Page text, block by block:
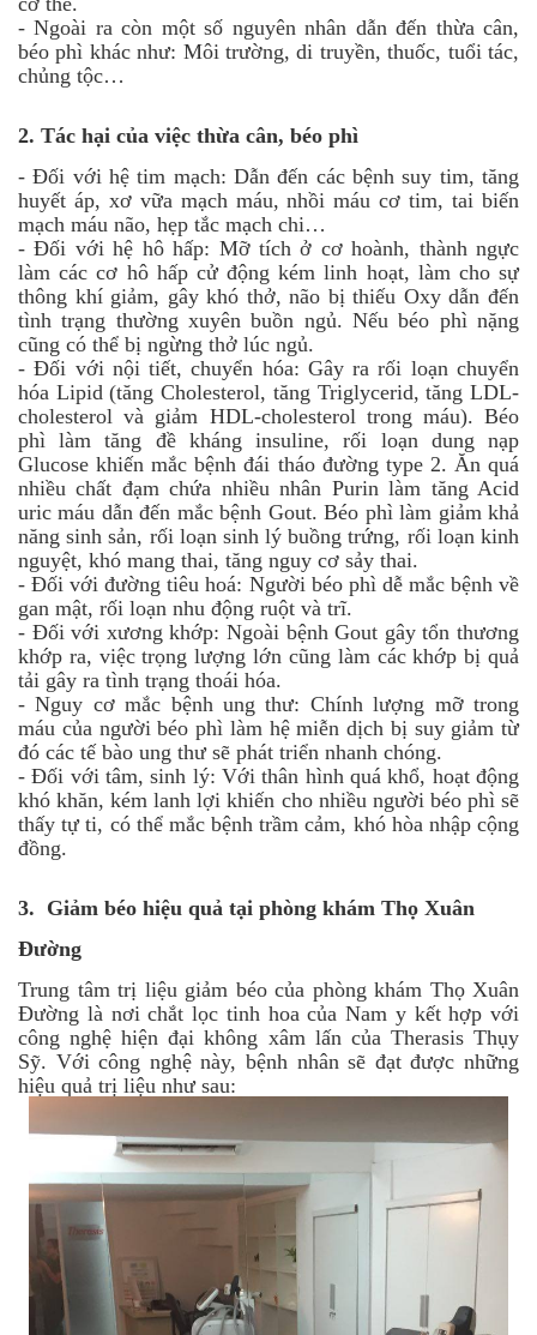
- Ngoài ra còn một số nguyên nhân dẫn đến thừa cân,
béo phì khác như: Môi trường, di truyền, thuốc, tuổi tác,
chủng tộc…
2. Tác hại của việc thừa cân, béo phì
- Đối với hệ tim mạch: Dẫn đến các bệnh suy tim, tăng
huyết áp, xơ vữa mạch máu, nhồi máu cơ tim, tai biến
mạch máu não, hẹp tắc mạch chi…
- Đối với hệ hô hấp: Mỡ tích ở cơ hoành, thành ngực
làm các cơ hô hấp cử động kém linh hoạt, làm cho sự
thông khí giảm, gây khó thở, não bị thiếu Oxy dẫn đến
tình trạng thường xuyên buồn ngủ. Nếu béo phì nặng
cũng có thể bị ngừng thở lúc ngủ.
- Đối với nội tiết, chuyển hóa: Gây ra rối loạn chuyển
hóa Lipid (tăng Cholesterol, tăng Triglycerid, tăng LDL-
cholesterol và giảm HDL-cholesterol trong máu). Béo
phì làm tăng đề kháng insuline, rối loạn dung nạp
Glucose khiến mắc bệnh đái tháo đường type 2. Ăn quá
nhiều chất đạm chứa nhiều nhân Purin làm tăng Acid
uric máu dẫn đến mắc bệnh Gout. Béo phì làm giảm khả
năng sinh sản, rối loạn sinh lý buồng trứng, rối loạn kinh
nguyệt, khó mang thai, tăng nguy cơ sảy thai.
- Đối với đường tiêu hoá: Người béo phì dễ mắc bệnh về
gan mật, rối loạn nhu động ruột và trĩ.
- Đối với xương khớp: Ngoài bệnh Gout gây tổn thương
khớp ra, việc trọng lượng lớn cũng làm các khớp bị quả
tải gây ra tình trạng thoái hóa.
- Nguy cơ mắc bệnh ung thư: Chính lượng mỡ trong
máu của người béo phì làm hệ miễn dịch bị suy giảm từ
đó các tế bào ung thư sẽ phát triển nhanh chóng.
- Đối với tâm, sinh lý: Với thân hình quá khổ, hoạt động
khó khăn, kém lanh lợi khiến cho nhiều người béo phì sẽ
thấy tự ti, có thể mắc bệnh trầm cảm, khó hòa nhập cộng
đồng.
3. Giảm béo hiệu quả tại phòng khám Thọ Xuân
Đường
Trung tâm trị liệu giảm béo của phòng khám Thọ Xuân
Đường là nơi chắt lọc tinh hoa của Nam y kết hợp với
công nghệ hiện đại không xâm lấn của Therasis Thụy
Sỹ. Với công nghệ này, bệnh nhân sẽ đạt được những
hiệu quả trị liệu như sau: